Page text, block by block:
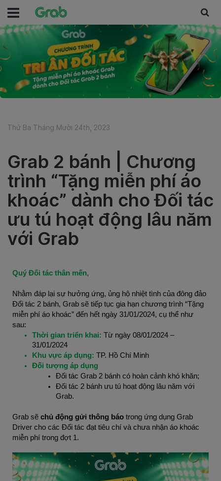
Thứ Ba Tháng Mười 24th, 2023
Grab 2 bánh | Chương
trình “Tặng miễn phí áo
khoác” dành cho Đối tác
ưu tú hoạt động lâu năm
với Grab
Quý Đối tác thân mến,
Nhằm đáp lại sự hưởng ứng, ủng hộ nhiệt tình của đông đảo
Đối tác 2 bánh, Grab sẽ tiếp tục gia hạn chương trình “Tặng
miễn phí áo khoác” đến hết ngày 31/01/2024, cụ thể như
sau:
Thời gian triển khai: Từ ngày 08/01/2024 –
31/01/2024
Khu vực áp dụng: TP. Hồ Chí Minh
Đối tượng áp dụng
Đối tác Grab 2 bánh có hoàn cảnh khó khăn;
Đối tác 2 bánh ưu tú hoạt động lâu năm với
Grab.
Grab sẽ chủ động gửi thông báo trong ứng dụng Grab
Driver cho các Đối tác đạt tiêu chí và chưa nhận áo khoác
miễn phí trong đợt 1.